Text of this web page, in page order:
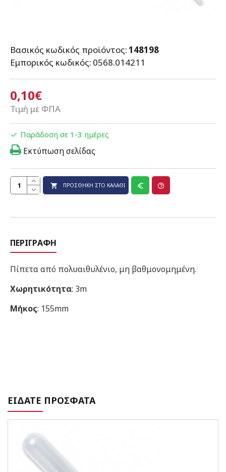
0,10€
Τιμή με ΦΠΑ
Βασικός κωδικός προϊόντος:148198
Εμπορικός κωδικός: 0568.014211
Παράδοση σε 1-3 ημέρες
ΠΡΟΣΘΉΚΗ ΣΤΟ ΚΑΛΆΘΙ
Εκτύπωση σελίδας
ΠΕΡΙΓΡΑΦΉ
Πίπετα από πολυαιθυλένιο, μη βαθμονομημένη.
Χωρητικότητα: 3m
Μήκος: 155mm
ΕΙΔΑΤΕ ΠΡΟΣΦΑΤΑ